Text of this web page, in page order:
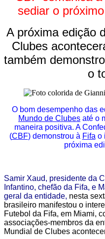
sediar o
A próxima edição
Clubes
também
o
O bom desempenho das
Mundo de Clubes até o
maneira positiva. A
(CBF) demonstrou à Fifa o
próxima
Samir Xaud, presidente da
Infantino, chefão da Fifa, e
geral da entidade, nesta
brasileiro manifestou o
Futebol da Fifa, em Miami,
associações-membros da
Mundial de Clubes